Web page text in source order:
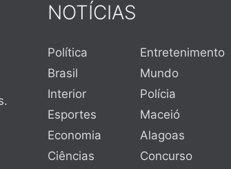
NOTÍCIAS
Política
Entretenimento
Brasil
Mundo
Interior
Polícia
Esportes
Maceió
Economia
Alagoas
Ciências
Concurso